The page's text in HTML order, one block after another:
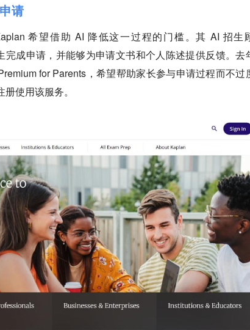
请
希望借助 AI 降低这一过程的门槛。其 AI 招生
成申请，并能够为申请文书和个人陈述提供反馈。去
for Parents，希望帮助家长参与申请过程而不过
使用该服务。